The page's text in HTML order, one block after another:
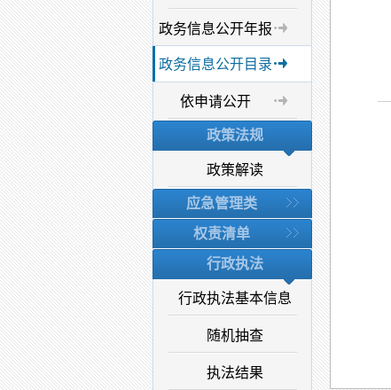
政务信息公开年报
政务信息公开目录
依申请公开
政策法规
政策解读
应急管理类
权责清单
行政执法
行政执法基本信息
随机抽查
执法结果